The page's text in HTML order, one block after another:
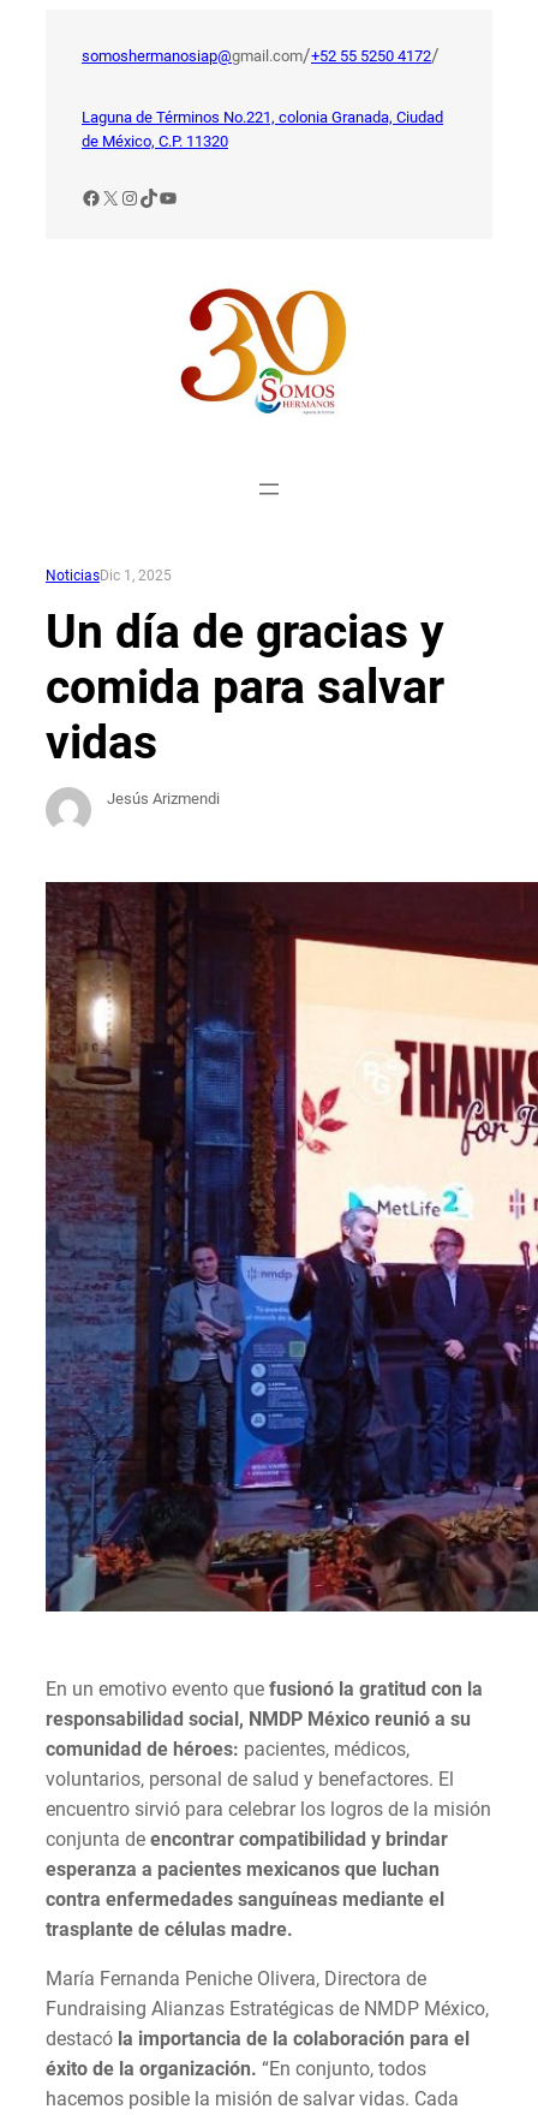
somoshermanosiap@gmail.com/+52 55 5250 4172/
Laguna de Términos No.221, colonia Granada, Ciudad
de México, C.P. 11320
Facebook
X Instagram
TikTok
YouTube
NoticiasDic 1, 2025
Un día de gracias y
comida para salvar
vidas
Jesús Arizmendi
En un emotivo evento que fusionó la gratitud con la
responsabilidad social, NMDP México reunió a su
comunidad de héroes: pacientes, médicos,
voluntarios, personal de salud y benefactores. El
encuentro sirvió para celebrar los logros de la misión
conjunta de encontrar compatibilidad y brindar
esperanza a pacientes mexicanos que luchan
contra enfermedades sanguíneas mediante el
trasplante de células madre.
María Fernanda Peniche Olivera, Directora de
Fundraising Alianzas Estratégicas de NMDP México,
destacó la importancia de la colaboración para el
éxito de la organización. “En conjunto, todos
hacemos posible la misión de salvar vidas. Cada